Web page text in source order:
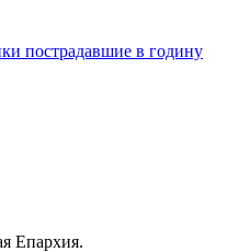
пострадавшие в годину
Епархия.